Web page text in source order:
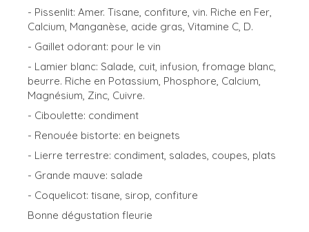
- Pissenlit: Amer. Tisane, confiture, vin. Riche en Fer,
Calcium, Manganèse, acide gras, Vitamine C, D.
- Gaillet odorant: pour le vin
- Lamier blanc: Salade, cuit, infusion, fromage blanc,
beurre. Riche en Potassium, Phosphore, Calcium,
Magnésium, Zinc, Cuivre.
- Ciboulette: condiment
- Renouée bistorte: en beignets
- Lierre terrestre: condiment, salades, coupes, plats
- Grande mauve: salade
- Coquelicot: tisane, sirop, confiture
Bonne dégustation fleurie